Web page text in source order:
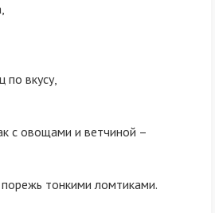
по вкусу,
с овощами и ветчиной –
тонкими ломтиками.